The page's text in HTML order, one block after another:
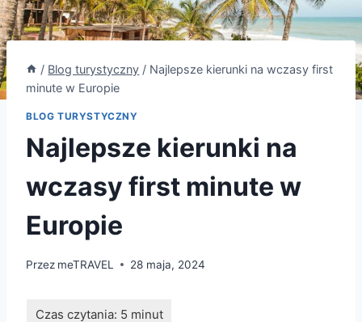
/ Blog turystyczny / Najlepsze kierunki na wczasy first
minute w Europie
BLOG TURYSTYCZNY
Najlepsze kierunki na
wczasy first minute w
Europie
Przez meTRAVEL 28 maja, 2024